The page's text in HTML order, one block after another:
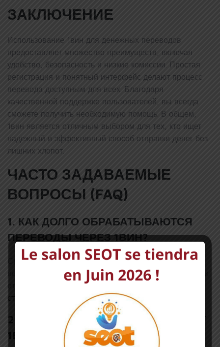
ЗАКЛЮЧЕНИЕ
Использование 1вин для денежных переводов
предоставляет множество преимуществ, включая
удобство, безопасность и низкие комиссии. Простая
регистрация и понятный интерфейс делают процесс
перевода доступным для всех. Благодаря
качественной поддержке пользователей, вы всегда
сможете получить необходимую помощь. В общем,
1вин является отличным выбором для тех, кто ищет
надежный и эффективный способ отправки денег без
лишних хлопот.
ЧАСТО ЗАДАВАЕМЫЕ
ВОПРОСЫ (FAQ)
1. КАК ДОЛГО ОБРАБАТЫВАЮТСЯ
ПЕРЕВОДЫ ЧЕРЕЗ 1ВИН?
Среднее время обработки переводов составляет от
нескольких минут до нескольких часов, в зависимости
от выбранной валюты и способа оплаты
ставку
2. КАКИЕ ВАЛЮТЫ ПОДДЕРЖИВАЕТ
1ВИН?